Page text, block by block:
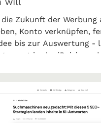
Zukunft der Werbung
Konto verknüpfen,
bis zur Auswertung -
in der iBuisiness
Balbach